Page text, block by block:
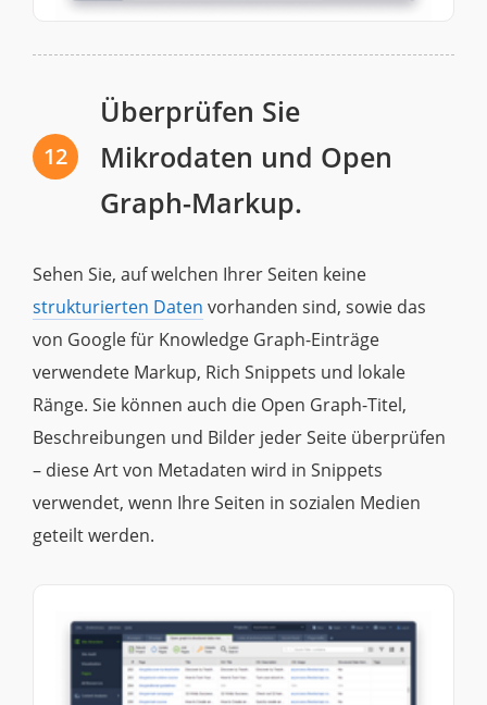
12
Überprüfen Sie
Mikrodaten und Open
Graph-Markup.
Sehen Sie, auf welchen Ihrer Seiten keine
strukturierten Daten vorhanden sind, sowie das
von Google für Knowledge Graph-Einträge
verwendete Markup, Rich Snippets und lokale
Ränge. Sie können auch die Open Graph-Titel,
Beschreibungen und Bilder jeder Seite überprüfen
– diese Art von Metadaten wird in Snippets
verwendet, wenn Ihre Seiten in sozialen Medien
geteilt werden.